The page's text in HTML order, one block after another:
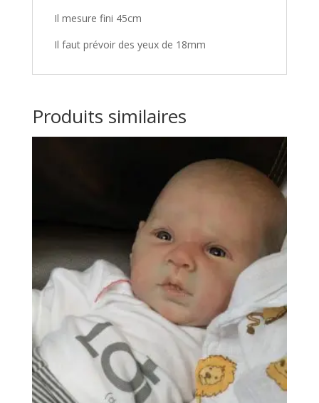
Il mesure fini 45cm
Il faut prévoir des yeux de 18mm
Produits similaires